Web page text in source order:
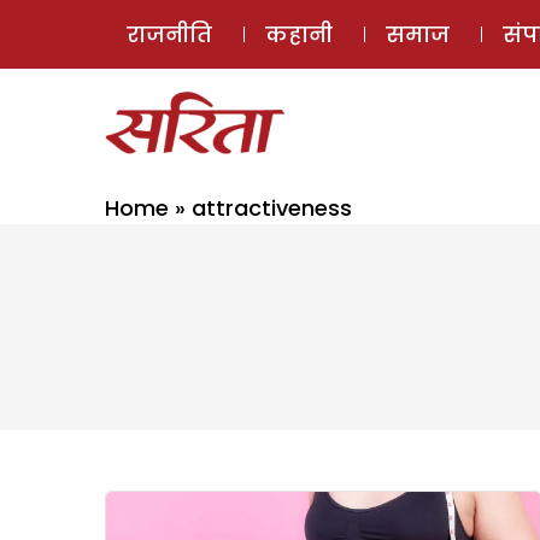
राजनीति कहानी समाज
Home » attractiveness